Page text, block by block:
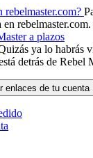
rebelmaster.com?
en
a plazos
ya lo habrás
detrás de Rebel
enlaces de tu cuenta